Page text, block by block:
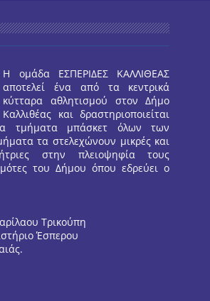
Η ομάδα ΕΣΠΕΡΙΔΕΣ ΚΑΛΛΙΘΕΑΣ
αποτελεί ένα από τα κεντρικά
κύτταρα αθλητισμού στον Δήμο
Καλλιθέας και δραστηριοποιείται
τμήματα μπάσκετ όλων των
τα στελεχώνουν μικρές και
στην πλειοψηφία τους
του Δήμου όπου εδρεύει ο
Τρικούπη
Έσπερου